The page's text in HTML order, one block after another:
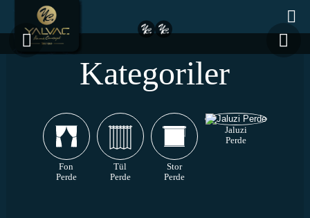
Kategoriler
Fon
Perde
Tül
Perde
Stor
Perde
Jaluzi
Perde